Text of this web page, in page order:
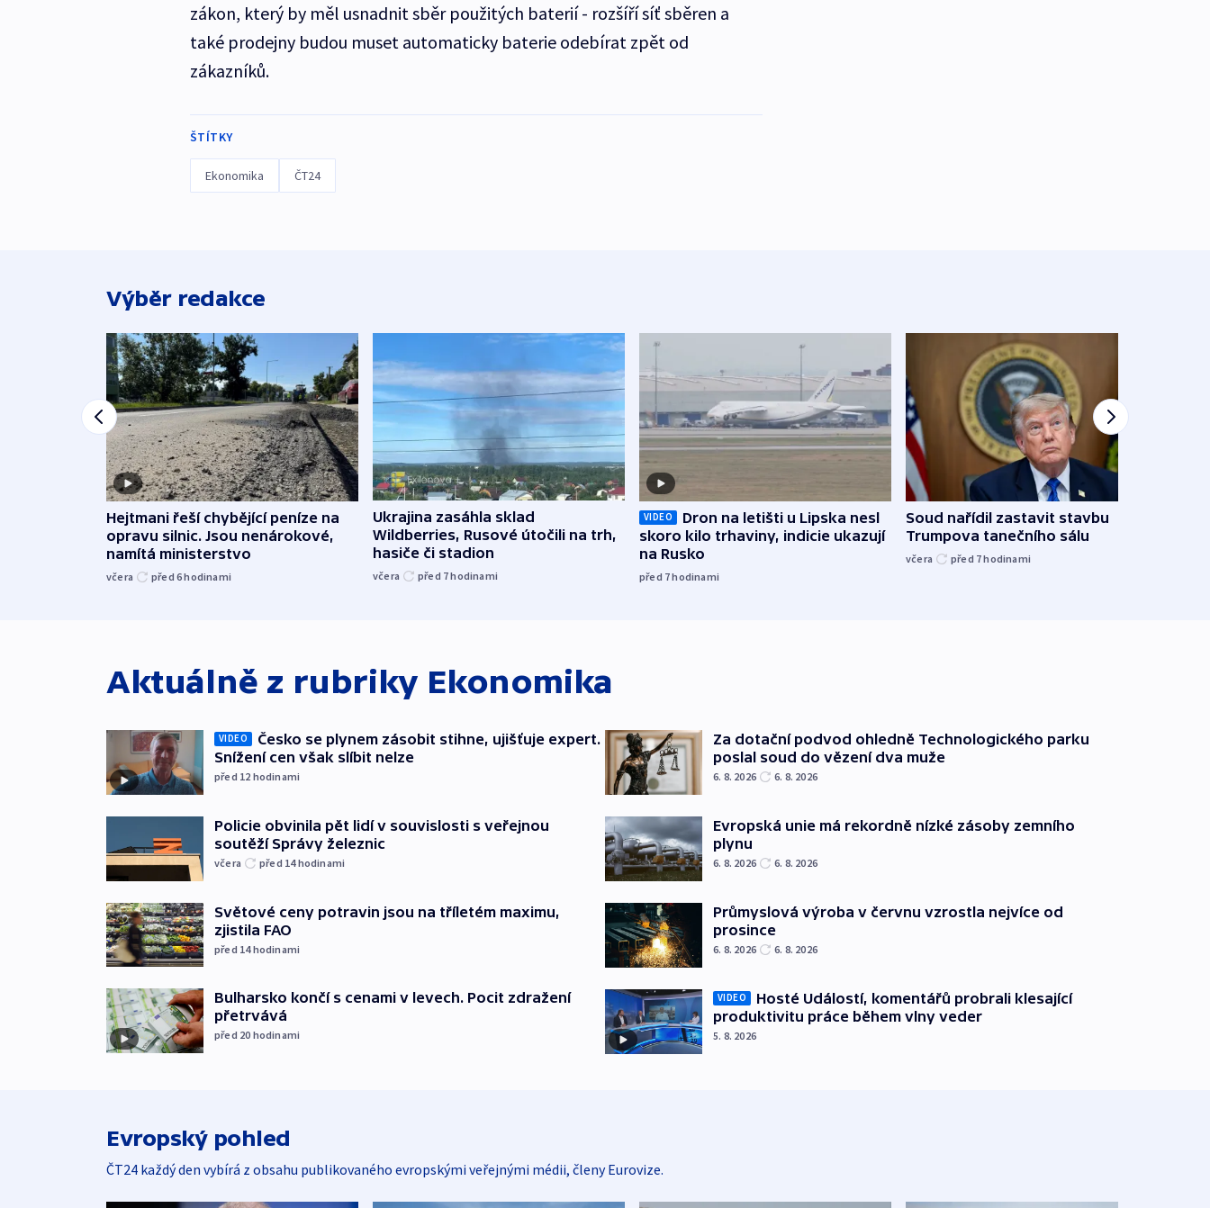
zákon, který by měl usnadnit sběr použitých baterií - rozšíří síť sběren a
také prodejny budou muset automaticky baterie odebírat zpět od
zákazníků.
ŠTÍTKY
Ekonomika ČT24
Výběr redakce
Hejtmani řeší chybějící peníze na
opravu silnic. Jsou nenárokové,
namítá ministerstvo
včera před 6hodinami
Ukrajina zasáhla sklad
Wildberries, Rusové útočili na trh,
hasiče či stadion
včera před 7hodinami
VIDEO
Dron na letišti u Lipska nesl
skoro kilo trhaviny, indicie ukazují
na Rusko
před 7hodinami
Soud nařídil zastavit stavbu
Trumpova tanečního sálu
včera před 7hodinami
Aktuálně z rubriky Ekonomika
VIDEO
Česko se plynem zásobit stihne, ujišťuje expert.
Snížení cen však slíbit nelze
před 12 hodinami
Policie obvinila pět lidí v souvislosti s veřejnou
soutěží Správy železnic
včera před 14hodinami
Světové ceny potravin jsou na tříletém maximu,
zjistila FAO
před 14hodinami
Bulharsko končí s cenami v levech. Pocit zdražení
přetrvává
před 20 hodinami
Za dotační podvod ohledně Technologického parku
poslal soud do vězení dva muže
6. 8. 2026 6. 8. 2026
Evropská unie má rekordně nízké zásoby zemního
plynu
6. 8. 2026 6. 8. 2026
Průmyslová výroba v červnu vzrostla nejvíce od
prosince
6. 8. 2026 6. 8. 2026
VIDEO
Hosté Událostí, komentářů probrali klesající
produktivitu práce během vlny veder
5. 8. 2026
Evropský pohled
ČT24 každý den vybírá z obsahu publikovaného evropskými veřejnými médii, členy Eurovize.